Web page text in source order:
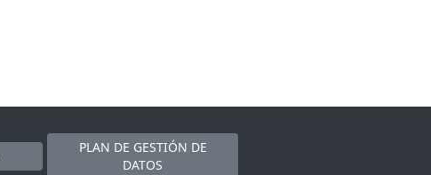
PLAN DE GESTIÓN DE
DATOS